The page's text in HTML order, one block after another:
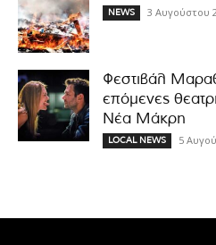
NEWS 3 Αυγούστου
Φεστιβάλ
επόμενες
Νέα Μάκρη
LOCAL NEWS 5